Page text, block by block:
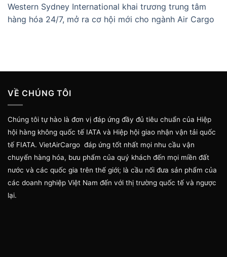
Western Sydney International khai trương trung tâm
hàng hóa 24/7, mở ra cơ hội mới cho ngành Air Cargo
VỀ CHÚNG TÔI
Chúng tôi tự hào là đơn vị đáp ứng đầy đủ tiêu chuẩn của Hiệp
hội hàng không quốc tế IATA và Hiệp hội giao nhận vận tải quốc
tế FIATA. VietAirCargo đáp ứng tốt nhất mọi nhu cầu vận
chuyển hàng hóa, bưu phẩm của quý khách đến mọi miền đất
nước và các quốc gia trên thế giới; là cầu nối đưa sản phẩm của
các doanh nghiệp Việt Nam đến với thị trường quốc tế và ngược
lại.